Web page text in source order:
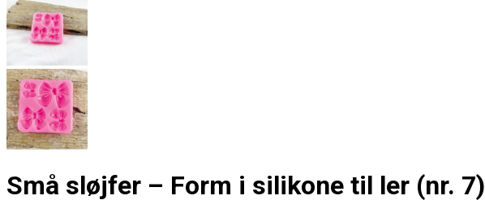
Små sløjfer – Form i silikone til ler (nr. 7)